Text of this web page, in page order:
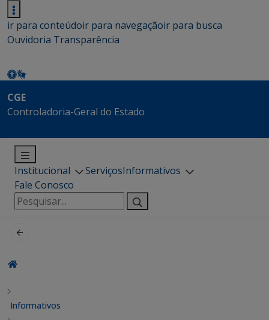
ir para conteúdoir para navegaçãoir para busca
Ouvidoria Transparência
CGE
Controladoria-Geral do Estado
Institucional ServiçosInformativos
Fale Conosco
Pesquisar
por:
Informativos